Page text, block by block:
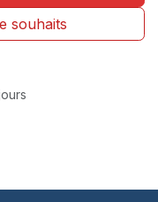
souhaits